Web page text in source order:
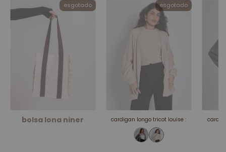
esgotado
bolsa lona niner
esgotado
cardigan longo tricot louise :